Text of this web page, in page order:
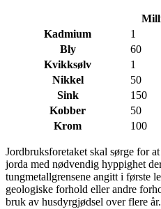
Kadmium
1
Bly
60
Kvikksølv
1
Nikkel
50
Sink
150
Kobber
50
Krom
100
Jordbruksforetaket skal sørge for
jorda med nødvendig hyppighet
tungmetallgrensene angitt i første
geologiske forhold eller andre
bruk av husdyrgjødsel over flere år.